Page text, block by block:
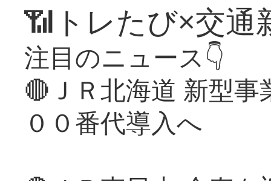
📶トレたび×交通
注目のニュース👇
🔴ＪＲ北海道 新型
００番代導入へ